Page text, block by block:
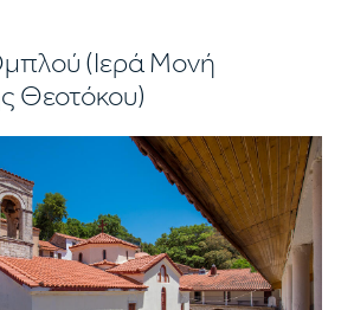
(Ιερά Μονή
Θεοτόκου)